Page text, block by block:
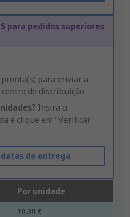
para pedidos superiores
para enviar a
de distribuição
Insira a
e clique em "Verificar
de entrega
Por unidade
10,30 €